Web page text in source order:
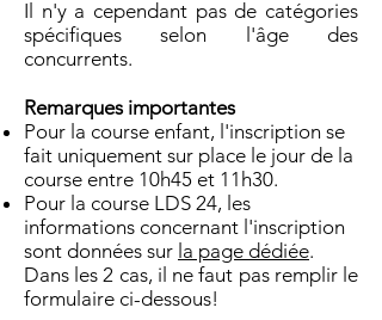
Il n'y a cependant pas de catégories
spécifiques selon l'âge des
concurrents.
Remarques importantes
Pour la course enfant, l'inscription se
fait uniquement sur place le jour de la
course entre 10h45 et 11h30.
Pour la course LDS 24, les
informations concernant l'inscription
sont données sur la page dédiée.
Dans les 2 cas, il ne faut pas remplir le
formulaire ci-dessous!